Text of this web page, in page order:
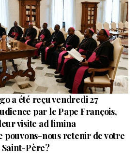
a été reçu vendredi 27
par le Pape François,
visite ad limina
pouvons-nous retenir de votre
Père?